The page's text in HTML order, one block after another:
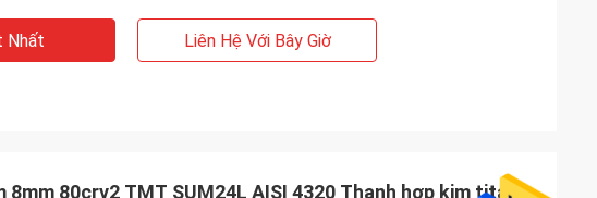
Nhất Liên Hệ Với Bây Giờ
8mm 80crv2 TMT SUM24L AISI 4320 Thanh hợp kim titan